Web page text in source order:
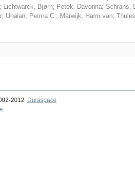
; Lichtwarck, Bjørn; Petek, Davorina; Schrans,
; Unalan, Pemra C.; Marwijk, Harm van;
2012
Duraspace